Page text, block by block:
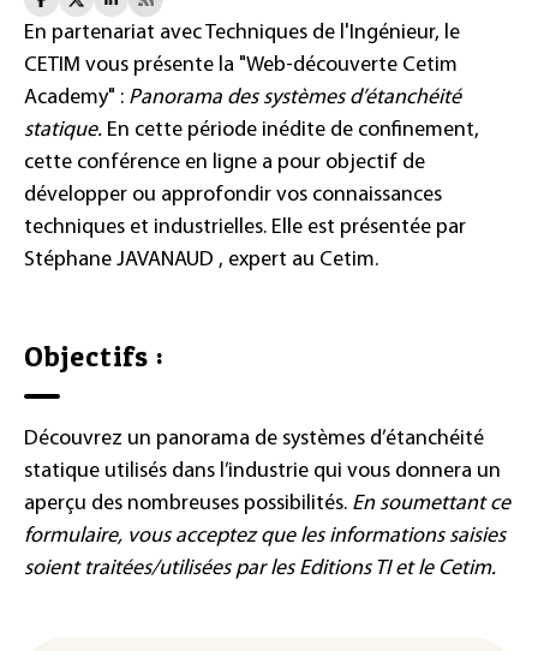
En partenariat avec Techniques de l'Ingénieur, le
CETIM vous présente la "Web-découverte Cetim
Academy" : Panorama des systèmes d’étanchéité
statique. En cette période inédite de confinement,
cette conférence en ligne a pour objectif de
développer ou approfondir vos connaissances
techniques et industrielles. Elle est présentée par
Stéphane JAVANAUD , expert au Cetim.
Objectifs :
Découvrez un panorama de systèmes d’étanchéité
statique utilisés dans l’industrie qui vous donnera un
aperçu des nombreuses possibilités. En soumettant ce
formulaire, vous acceptez que les informations saisies
soient traitées/utilisées par les Editions TI et le Cetim.